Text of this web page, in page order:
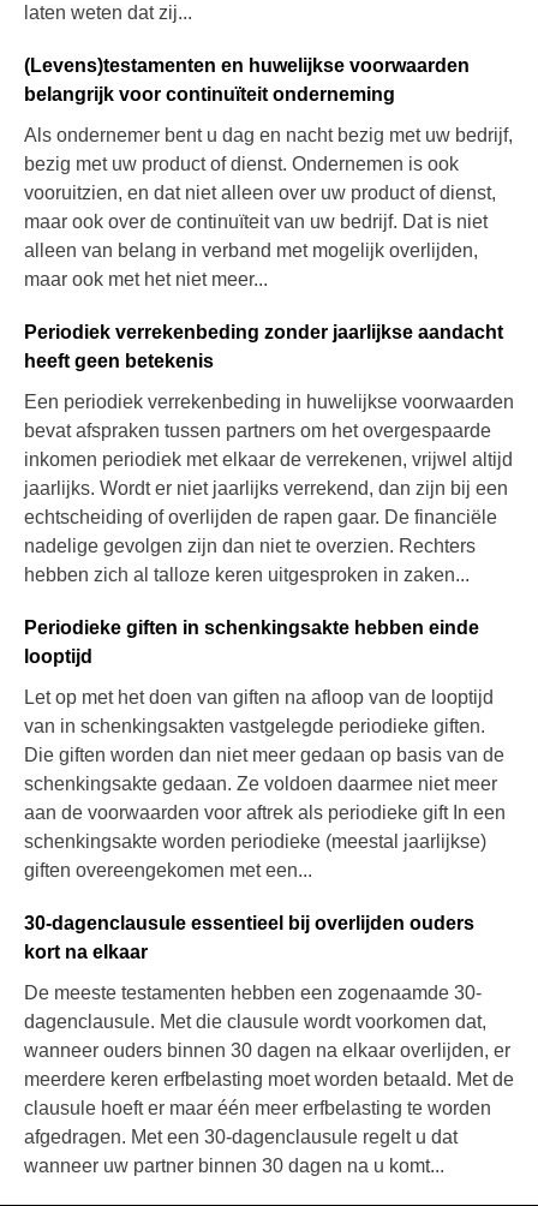
laten weten dat zij...
(Levens)testamenten en huwelijkse voorwaarden
belangrijk voor continuïteit onderneming
Als ondernemer bent u dag en nacht bezig met uw bedrijf,
bezig met uw product of dienst. Ondernemen is ook
vooruitzien, en dat niet alleen over uw product of dienst,
maar ook over de continuïteit van uw bedrijf. Dat is niet
alleen van belang in verband met mogelijk overlijden,
maar ook met het niet meer...
Periodiek verrekenbeding zonder jaarlijkse aandacht
heeft geen betekenis
Een periodiek verrekenbeding in huwelijkse voorwaarden
bevat afspraken tussen partners om het overgespaarde
inkomen periodiek met elkaar de verrekenen, vrijwel altijd
jaarlijks. Wordt er niet jaarlijks verrekend, dan zijn bij een
echtscheiding of overlijden de rapen gaar. De financiële
nadelige gevolgen zijn dan niet te overzien. Rechters
hebben zich al talloze keren uitgesproken in zaken...
Periodieke giften in schenkingsakte hebben einde
looptijd
Let op met het doen van giften na afloop van de looptijd
van in schenkingsakten vastgelegde periodieke giften.
Die giften worden dan niet meer gedaan op basis van de
schenkingsakte gedaan. Ze voldoen daarmee niet meer
aan de voorwaarden voor aftrek als periodieke gift In een
schenkingsakte worden periodieke (meestal jaarlijkse)
giften overeengekomen met een...
30-dagenclausule essentieel bij overlijden ouders
kort na elkaar
De meeste testamenten hebben een zogenaamde 30-
dagenclausule. Met die clausule wordt voorkomen dat,
wanneer ouders binnen 30 dagen na elkaar overlijden, er
meerdere keren erfbelasting moet worden betaald. Met de
clausule hoeft er maar één meer erfbelasting te worden
afgedragen. Met een 30-dagenclausule regelt u dat
wanneer uw partner binnen 30 dagen na u komt...